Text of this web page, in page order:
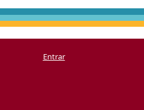
Entrar